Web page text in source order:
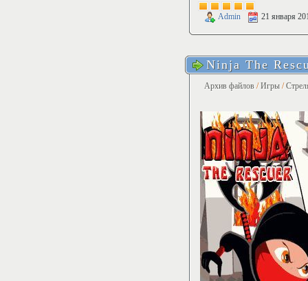
Admin 21 января
Ninja The
Архив файлов /Игры /